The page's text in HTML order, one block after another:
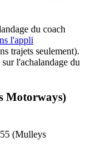
du coach
l'appli
trajets seulement).
l'achalandage du
Motorways)
(Mulleys